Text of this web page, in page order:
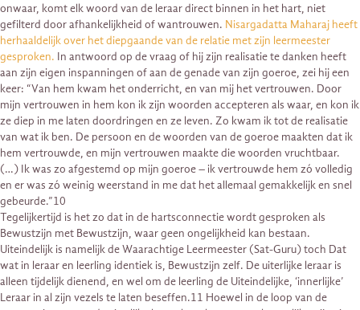
onwaar, komt elk woord van de leraar direct binnen in het hart, niet
gefilterd door afhankelijkheid of wantrouwen. Nisargadatta Maharaj heeft
herhaaldelijk over het diepgaande van de relatie met zijn leermeester
gesproken. In antwoord op de vraag of hij zijn realisatie te danken heeft
aan zijn eigen inspanningen of aan de genade van zijn goeroe, zei hij een
keer: “Van hem kwam het onderricht, en van mij het vertrouwen. Door
mijn vertrouwen in hem kon ik zijn woorden accepteren als waar, en kon ik
ze diep in me laten doordringen en ze leven. Zo kwam ik tot de realisatie
van wat ik ben. De persoon en de woorden van de goeroe maakten dat ik
hem vertrouwde, en mijn vertrouwen maakte die woorden vruchtbaar.
(…) Ik was zo afgestemd op mijn goeroe – ik vertrouwde hem zó volledig
en er was zó weinig weerstand in me dat het allemaal gemakkelijk en snel
gebeurde.”10
Tegelijkertijd is het zo dat in de hartsconnectie wordt gesproken als
Bewustzijn met Bewustzijn, waar geen ongelijkheid kan bestaan.
Uiteindelijk is namelijk de Waarachtige Leermeester (Sat-Guru) toch Dat
wat in leraar en leerling identiek is, Bewustzijn zelf. De uiterlijke leraar is
alleen tijdelijk dienend, en wel om de leerling de Uiteindelijke, ‘innerlijke’
Leraar in al zijn vezels te laten beseffen.11 Hoewel in de loop van de